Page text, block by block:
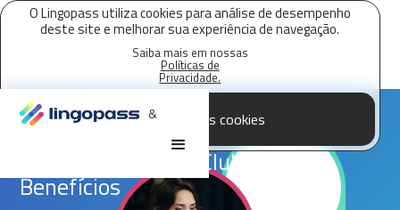
O Lingopass utiliza cookies para análise de desempenho
deste site e melhorar sua experiência de navegação.
Saiba mais em nossas
Políticas de
Privacidade.
Aceitar todos os cookies
&
Parceria Lingopass,
Loop + Vantagens Clube de
Benefícios